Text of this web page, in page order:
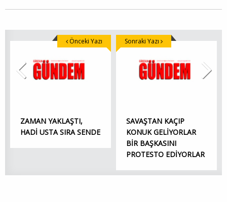
ZAMAN YAKLAŞTI,
HADİ USTA SIRA SENDE
Önceki Yazı
SAVAŞTAN KAÇIP
KONUK GELİYORLAR
BİR BAŞKASINI
PROTESTO EDİYORLAR
Sonraki Yazı